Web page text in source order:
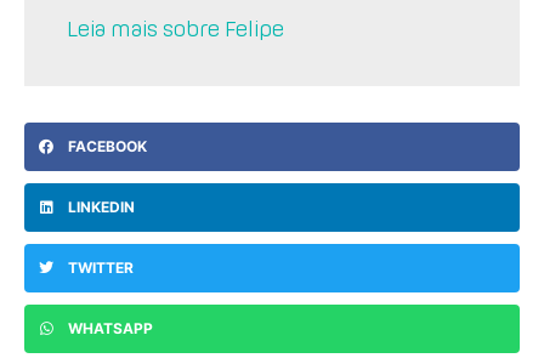
Leia mais sobre Felipe
FACEBOOK
LINKEDIN
TWITTER
WHATSAPP